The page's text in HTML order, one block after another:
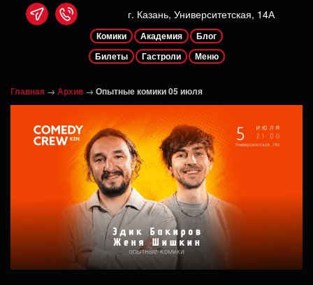
г. Казань, Университетская, 14А
Комики Академия
Блог
Билеты
Гастроли Меню
Главная → Архив → Опытные комики 05 июля